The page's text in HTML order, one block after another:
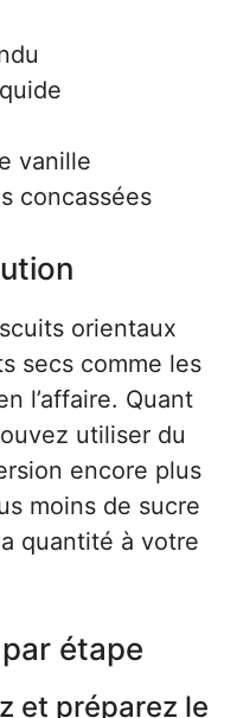
vanille
concassées
orientaux
secs comme les
l’affaire. Quant
utiliser du
encore plus
moins de sucre
quantité à votre
étape
et préparez le